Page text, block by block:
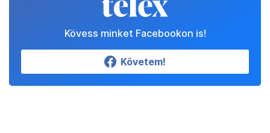
Kövess minket Facebookon is!
Követem!